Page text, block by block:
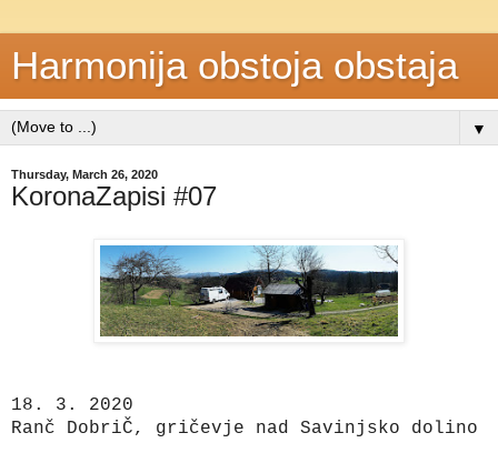
Harmonija obstoja obstaja
▼
Thursday, March 26, 2020
KoronaZapisi #07
18. 3. 2020
Ranč DobriČ, gričevje nad Savinjsko dolino